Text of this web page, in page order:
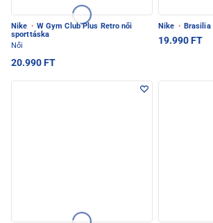
Nike · W Gym Club Plus Retro női
sporttáska
Női
20.990 FT
Nike ·
19.990 FT